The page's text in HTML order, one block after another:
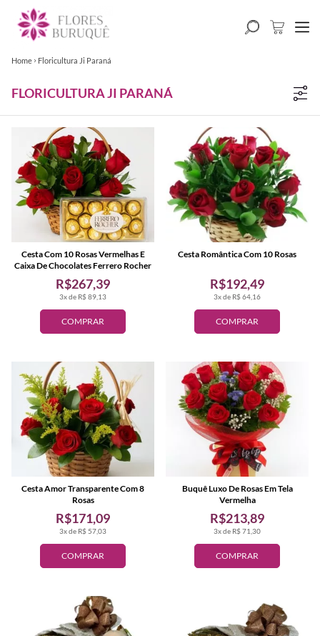
Home Floricultura Ji Paraná
FLORICULTURA JI PARANÁ
COMPRAR
3x de R$ 89,13
R$267,39
Cesta Com 10 Rosas Vermelhas E
Caixa De Chocolates Ferrero Rocher
COMPRAR
3x de R$ 64,16
R$192,49
Cesta Romântica Com 10 Rosas
COMPRAR
3x de R$ 57,03
R$171,09
Cesta Amor Transparente Com 8
Rosas
COMPRAR
3x de R$ 71,30
R$213,89
Buquê Luxo De Rosas Em Tela
Vermelha